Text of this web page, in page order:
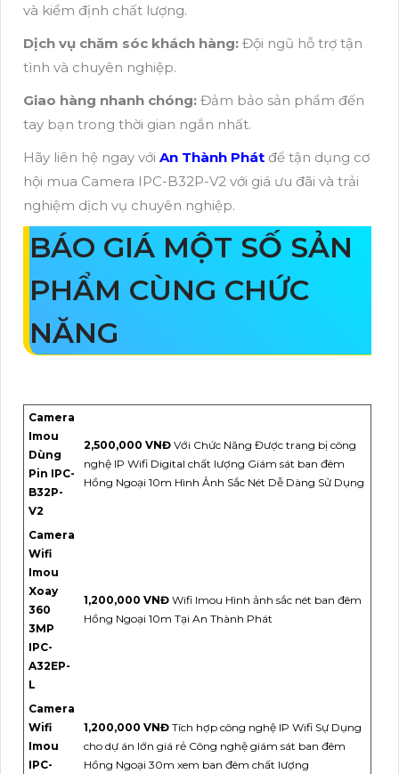
và kiểm định chất lượng.
Dịch vụ chăm sóc khách hàng: Đội ngũ hỗ trợ tận
tình và chuyên nghiệp.
Giao hàng nhanh chóng: Đảm bảo sản phẩm đến
tay bạn trong thời gian ngắn nhất.
Hãy liên hệ ngay với An Thành Phát để tận dụng cơ
hội mua Camera IPC-B32P-V2 với giá ưu đãi và trải
nghiệm dịch vụ chuyên nghiệp.
BÁO GIÁ MỘT SỐ SẢN
PHẨM CÙNG CHỨC
NĂNG
Camera
Imou
Dùng
Pin IPC-
B32P-
V2
2,500,000 VNĐ Với Chức Năng Được trang bị công
nghệ IP Wifi Digital chất lượng Giám sát ban đêm
Hồng Ngoại 10m Hình Ảnh Sắc Nét Dễ Dàng Sử Dụng
Camera
Wifi
Imou
Xoay
360
3MP
IPC-
A32EP-
L
1,200,000 VNĐ Wifi Imou Hình ảnh sắc nét ban đêm
Hồng Ngoại 10m Tại An Thành Phát
Camera
Wifi
Imou
IPC-
1,200,000 VNĐ Tích hợp công nghệ IP Wifi Sự Dụng
cho dự án lớn giá rẻ Công nghệ giám sát ban đêm
Hồng Ngoại 30m xem ban đêm chất lượng